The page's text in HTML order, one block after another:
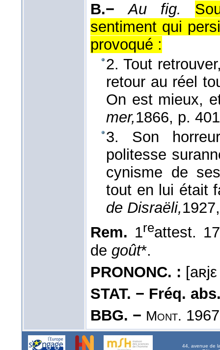
B.−
Au fig.
sentiment qui
provoqué :
2. Tout
retour au réel
On est mieux,
mer,1866, p.
3. Son
politesse
cynisme de
tout en lui était
de Disraëli,1927
Rem. 1reattest.
de goût*.
PRONONC. :
STAT. − Fréq.
BBG. − Mont.
44, avenue de